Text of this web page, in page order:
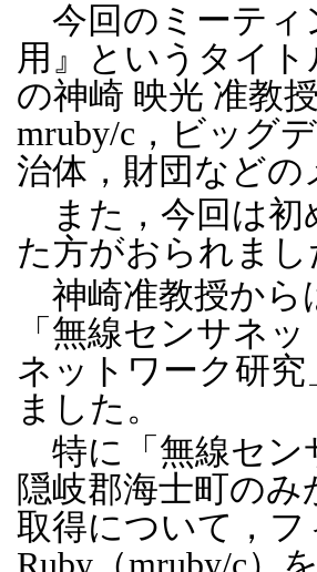
今回のミーティ
用』というタイ
の神崎 映光 准教
mruby/c，ビッグ
治体，財団など
また，今回は初
た方がおられまし
神崎准教授から
「無線センサネ
ネットワーク研
ました。
特に「無線セン
隠岐郡海士町の
取得について，